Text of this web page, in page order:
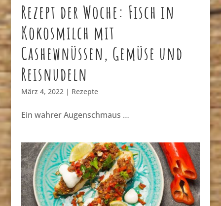
Rezept der Woche: Fisch in
Kokosmilch mit
Cashewnüssen, Gemüse und
Reisnudeln
März 4, 2022 | Rezepte
Ein wahrer Augenschmaus …